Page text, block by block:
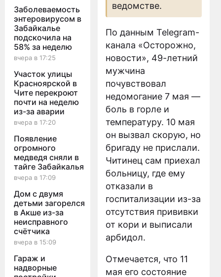
Заболеваемость
энтеровирусом в
Забайкалье
подскочила на
58% за неделю
вчера в 17:25
Участок улицы
Красноярской в
Чите перекроют
почти на неделю
из-за аварии
вчера в 17:20
Появление
огромного
медведя сняли в
тайге Забайкалья
вчера в 17:09
Дом с двумя
детьми загорелся
в Акше из-за
неисправного
счётчика
вчера в 15:09
Гараж и
надворные
ведомстве.
По данным Telegram-
канала «Осторожно,
новости», 49-летний
мужчина
почувствовал
недомогание 7 мая —
боль в горле и
температуру. 10 мая
он вызвал скорую, но
бригаду не прислали.
Читинец сам приехал
больницу, где ему
отказали в
госпитализации из-за
отсутствия прививки
от кори и выписали
арбидол.
Отмечается, что 11
мая его состояние